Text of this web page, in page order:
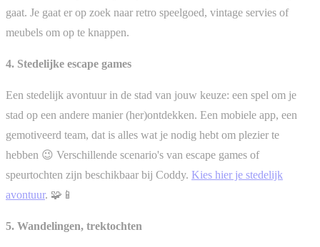
gaat. Je gaat er op zoek naar retro speelgoed, vintage servies of
meubels om op te knappen.
4. Stedelijke escape games
Een stedelijk avontuur in de stad van jouw keuze: een spel om je
stad op een andere manier (her)ontdekken. Een mobiele app, een
gemotiveerd team, dat is alles wat je nodig hebt om plezier te
hebben 😉 Verschillende scenario's van escape games of
speurtochten zijn beschikbaar bij Coddy. Kies hier je stedelijk
avontuur. 🧩📱
5. Wandelingen, trektochten